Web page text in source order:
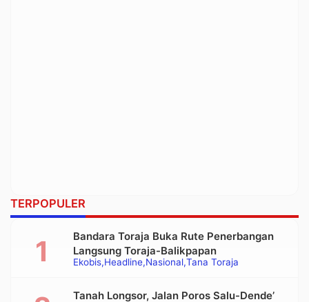
TERPOPULER
Ekobis Headline Nasional Tana Toraja
Bandara Toraja Buka Rute Penerbangan
Langsung Toraja-Balikpapan
Tanah Longsor, Jalan Poros Salu-Dende’